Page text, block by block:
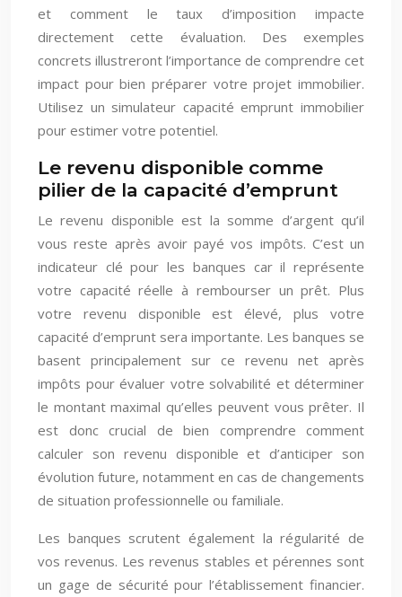
et comment le taux d’imposition impacte
directement cette évaluation. Des exemples
concrets illustreront l’importance de comprendre cet
impact pour bien préparer votre projet immobilier.
Utilisez un simulateur capacité emprunt immobilier
pour estimer votre potentiel.
Le revenu disponible comme
pilier de la capacité d’emprunt
Le revenu disponible est la somme d’argent qu’il
vous reste après avoir payé vos impôts. C’est un
indicateur clé pour les banques car il représente
votre capacité réelle à rembourser un prêt. Plus
votre revenu disponible est élevé, plus votre
capacité d’emprunt sera importante. Les banques se
basent principalement sur ce revenu net après
impôts pour évaluer votre solvabilité et déterminer
le montant maximal qu’elles peuvent vous prêter. Il
est donc crucial de bien comprendre comment
calculer son revenu disponible et d’anticiper son
évolution future, notamment en cas de changements
de situation professionnelle ou familiale.
Les banques scrutent également la régularité de
vos revenus. Les revenus stables et pérennes sont
un gage de sécurité pour l’établissement financier.